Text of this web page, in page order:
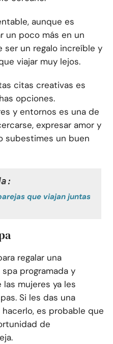
aunque es
un poco más en un
ser un regalo increíble y
viajar muy lejos.
citas creativas es
opciones.
y entornos es una de
expresar amor y
subestimes un buen
que viajan juntas
regalar una
programada y
las mujeres ya les
Si les das una
es probable que
de